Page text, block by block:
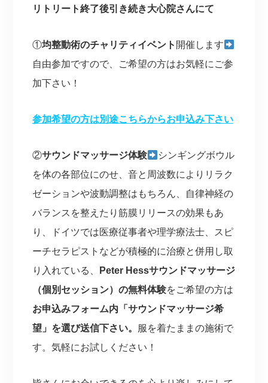
リトリート終了後引き続き大心院さんにて
①均整動術のチャリティイベント 開催します
自由参加ですので、ご希望の方はお気軽にご参
加下さい！
参加希望の方は別途こちらからお申込み下さい
②サウンドマッサージ体験
シンギングボウル
を体の各部位にのせ、音と周波数によりリラク
ゼーションや波動調整はもちろん、自律神経の
バランスを整えたり筋膜リリースの効果もあ
り、ドイツでは医療従事者や理学療法士、スピ
ーチセラピストなどが積極的に治療と併用し取
り入れている、
Peter Hessサウンドマッサージ
（個別セッション）の無料体験をご希望の方は
お申込みフォーム内「サウンドマッサージ希
望」を選び送信下さい。 服を着たままの施術で
す。気軽にお試しください！